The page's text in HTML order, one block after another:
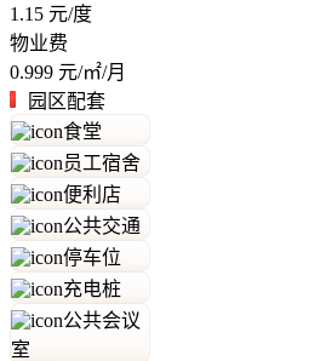
1.15 元/度
物业费
0.999 元/㎡/月
园区配套
食堂
员工宿舍
便利店
公共交通
停车位
充电桩
公共会议
室